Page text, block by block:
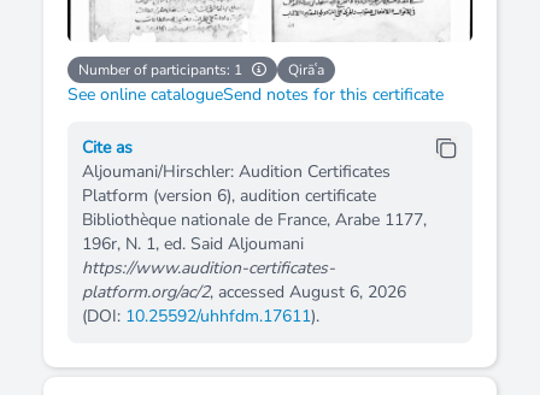
Number of participants: 1 Qirāʿa
See online catalogueSend notes for this certificate
Cite as
Aljoumani/Hirschler: Audition Certificates
Platform (version 6), audition certificate
Bibliothèque nationale de France, Arabe 1177,
196r, N. 1, ed. Said Aljoumani
https://www.audition-certificates-
platform.org/ac/2, accessed August 6, 2026
(DOI: 10.25592/uhhfdm.17611).